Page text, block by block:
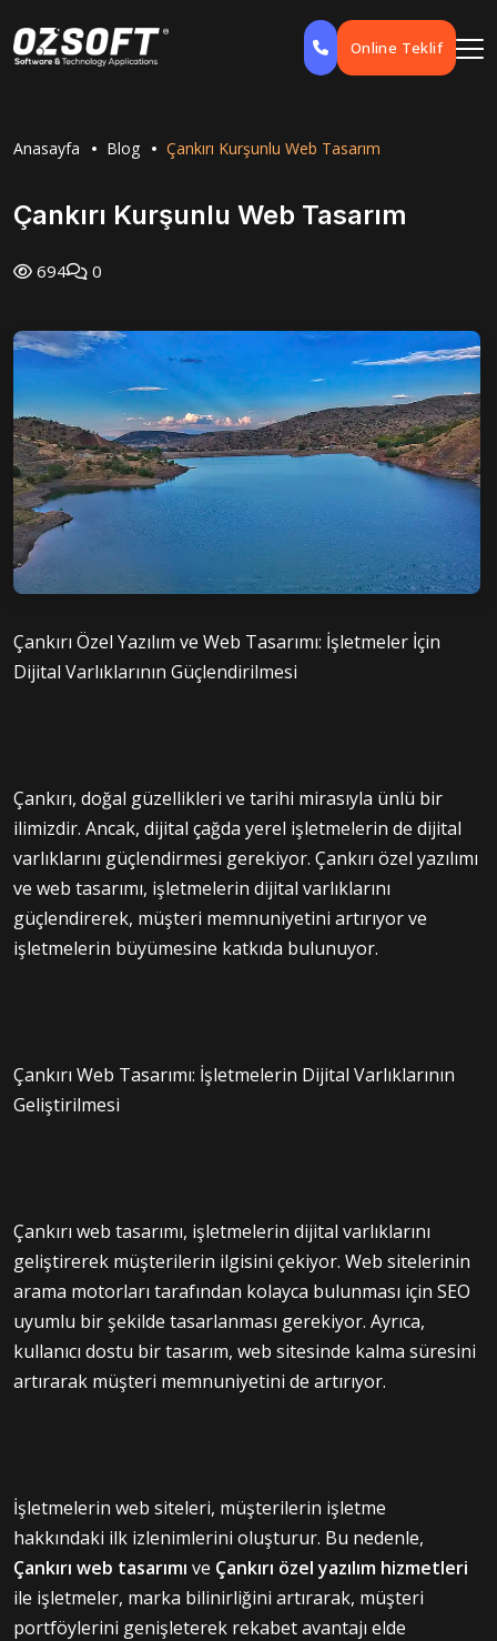
Online Teklif
Anasayfa Blog Çankırı Kurşunlu Web Tasarım
Çankırı Kurşunlu Web Tasarım
694 0
Çankırı Özel Yazılım ve Web Tasarımı: İşletmeler İçin
Dijital Varlıklarının Güçlendirilmesi
Çankırı, doğal güzellikleri ve tarihi mirasıyla ünlü bir
ilimizdir. Ancak, dijital çağda yerel işletmelerin de dijital
varlıklarını güçlendirmesi gerekiyor. Çankırı özel yazılımı
ve web tasarımı, işletmelerin dijital varlıklarını
güçlendirerek, müşteri memnuniyetini artırıyor ve
işletmelerin büyümesine katkıda bulunuyor.
Çankırı Web Tasarımı: İşletmelerin Dijital Varlıklarının
Geliştirilmesi
Çankırı web tasarımı, işletmelerin dijital varlıklarını
geliştirerek müşterilerin ilgisini çekiyor. Web sitelerinin
arama motorları tarafından kolayca bulunması için SEO
uyumlu bir şekilde tasarlanması gerekiyor. Ayrıca,
kullanıcı dostu bir tasarım, web sitesinde kalma süresini
artırarak müşteri memnuniyetini de artırıyor.
İşletmelerin web siteleri, müşterilerin işletme
hakkındaki ilk izlenimlerini oluşturur. Bu nedenle,
Çankırı web tasarımı ve Çankırı özel yazılım hizmetleri
ile işletmeler, marka bilinirliğini artırarak, müşteri
portföylerini genişleterek rekabet avantajı elde